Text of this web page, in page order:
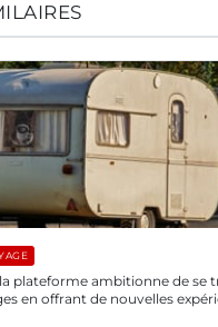
la plateforme ambitionne de se
en offrant de nouvelles